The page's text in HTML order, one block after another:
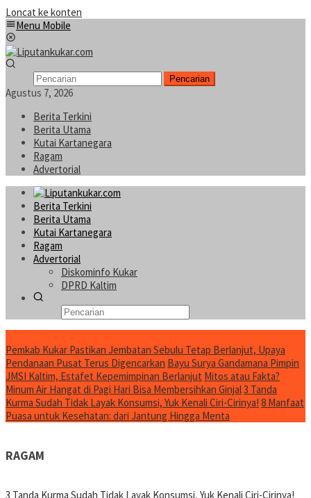
Loncat ke konten
Menu Mobile
Pencarian
Agustus 7, 2026
Berita Terkini
Berita Utama
Kutai Kartanegara
Ragam
Advertorial
Berita Terkini
Berita Utama
Kutai Kartanegara
Ragam
Advertorial
Diskominfo Kukar
DPRD Kaltim
Pemkab Kukar Pastikan Jembatan Sebulu Tetap Berlanjut, Upaya
Pendanaan Pusat Terus Digencarkan Bayu Surya Gandamana Pimpin
JMSI Kaltim, Estafet Kepemimpinan Berlanjut Mitos atau Fakta?
Minum Air Hangat di Pagi Hari Bisa Membersihkan Ginjal3 Tanda
Kurma Sudah Tidak Layak Konsumsi, Yuk Kenali Ciri-Cirinya! 8 Manfaat
Puasa untuk Kesehatan: dari Jantung Hingga Menta
RAGAM
3 Tanda Kurma Sudah Tidak Layak Konsumsi, Yuk Kenali Ciri-Cirinya!